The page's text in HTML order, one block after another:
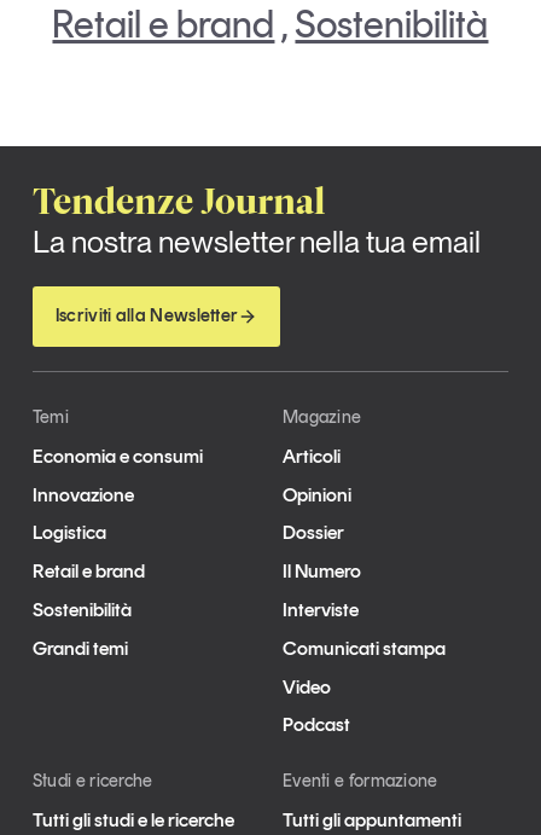
Retail e brand ,Sostenibilità
Tendenze Journal
La nostra newsletter nella tua email
Iscriviti alla Newsletter
Temi
Economia e consumi
Innovazione
Logistica
Retail e brand
Sostenibilità
Grandi temi
Magazine
Articoli
Opinioni
Dossier
Il Numero
Interviste
Comunicati stampa
Video
Podcast
Studi e ricerche
Tutti gli studi e le ricerche
Eventi e formazione
Tutti gli appuntamenti